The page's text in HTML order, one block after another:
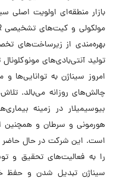
بازار منطقه‌ای اولویت اصلی
بهره‌مندی از زیرساخت‌های
تولید آنتی‌بادی‌های
امروز سیناژن به توانایی‌ها
چالش‌های روزانه می‌بالد.
بیوسیمیلار در زمینه
هورمونی و سرطان و همچنین
را به فعالیت‌های تحقیق و
سیناژن تبدیل شدن و حفظ